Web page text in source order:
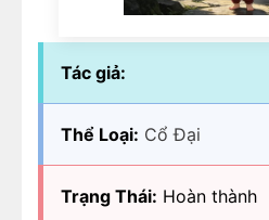
Tác giả:
Thể Loại: Cổ Đại
Trạng Thái: Hoàn thành